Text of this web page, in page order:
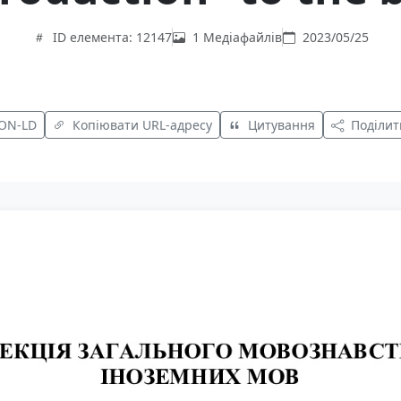
ID елемента: 12147 1 Медіафайлів 2023/05/25
LD Копіювати URL-адресу Цитування